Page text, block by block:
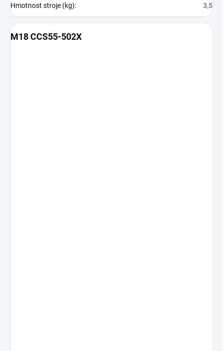
Hmotnost stroje (kg): 3,5
M18 CCS55-502X